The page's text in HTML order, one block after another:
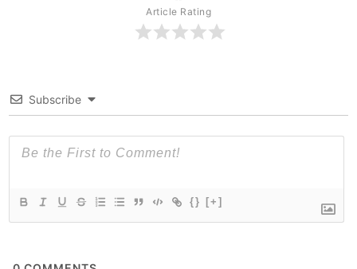
Article Rating
Subscribe
{} [+]